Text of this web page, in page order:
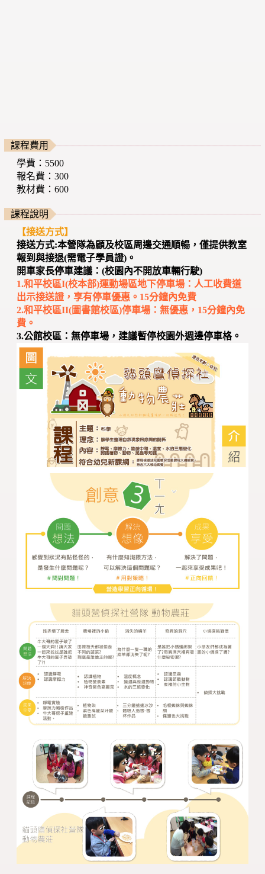
課程費用
學費：5500
報名費：300
教材費：600
課程說明
【接送方式】
接送方式:本營隊為顧及校區周邊交通順暢，僅提供教室
報到與接退(需電子學員證)。
開車家長停車建議：(校園內不開放車輛行駛)
1.和平校區I(校本部)運動場區地下停車場：人工收費道
出示接送證，享有停車優惠。15分鐘內免費
2.和平校區II(圖書館校區)停車場：無優惠，15分鐘內免
費。
3.公館校區：無停車場，建議暫停校園外週邊停車格。